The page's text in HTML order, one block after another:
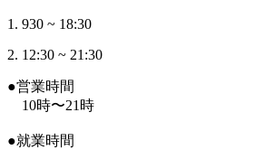
1. 930 ~ 18:30
2. 12:30 ~ 21:30
●営業時間
10時〜21時
●就業時間